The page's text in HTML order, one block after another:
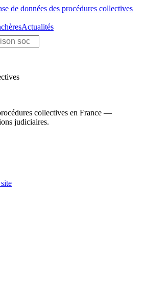
de données des procédures collectives
Actualités
collectives en France —
judiciaires.